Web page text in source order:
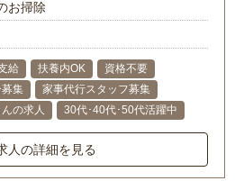
お掃除
給 扶養内OK
資格不要
集
家事代行スタッフ募集
の求人 30代･40代･50代活躍中
人の詳細を見る